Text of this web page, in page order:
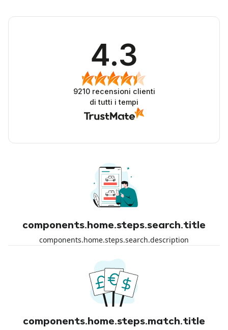
4.3
9210recensioni clienti
di tutti i tempi
components.home.steps.search.title
components.home.steps.search.description
components.home.steps.match.title